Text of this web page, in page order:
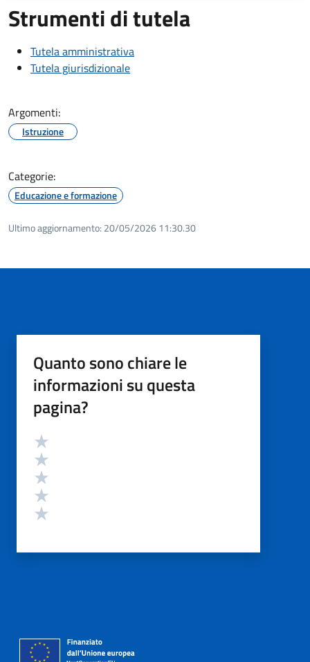
Strumenti di tutela
Tutela amministrativa
Tutela giurisdizionale
Argomenti:
Istruzione
Categorie:
Educazione e formazione
Ultimo aggiornamento: 20/05/2026 11:30.30
Quanto sono chiare le
informazioni su questa
pagina?
Valutazione